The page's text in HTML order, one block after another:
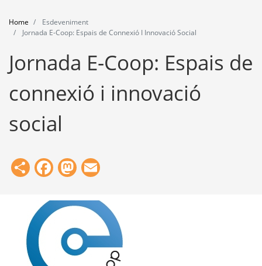
Training
Tools
Home
Esdeveniment
Jornada E-Coop: Espais de Connexió I Innovació Social
Jornada E-Coop: Espais de
connexió i innovació
social
ShareFacebook
Mastodon